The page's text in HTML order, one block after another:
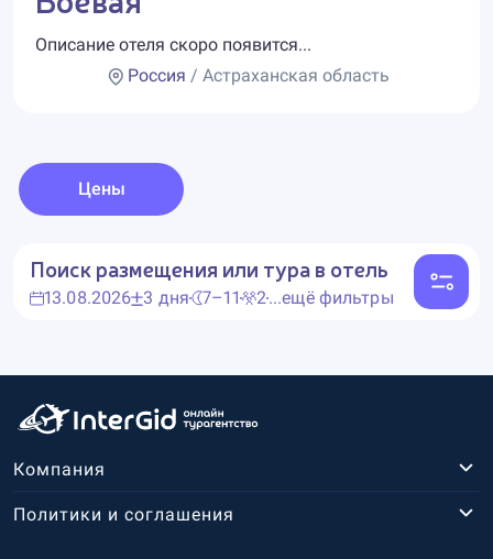
Описание отеля скоро появится...
Россия / Астраханская область
Цены
Поиск размещения или тура в отель
13.08.2026 3 дня 7–11 2...ещё фильтры
Компания
Политики и соглашения